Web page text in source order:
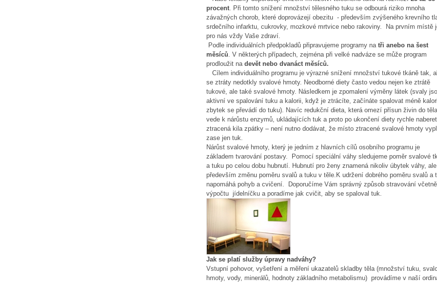
procent. Při tomto snížení množství tělesného tuku se odbourá riziko mnoha
závažných chorob, které doprovázejí obezitu - především zvýšeného krevního
srdečního infarktu, cukrovky, mozkové mrtvice nebo rakoviny. Na prvním místě
pro nás vždy Vaše zdraví.
Podle individuálních předpokladů připravujeme programy na tři anebo na šest
měsíců. V některých případech, zejména při velké nadváze se může program
prodloužit nadevět nebo dvanáct měsíců.
Cílem individuálního programu je výrazné snížení množství tukové tkáně tak,
se ztráty nedotkly svalové hmoty. Neodborné diety často vedou nejen ke ztrátě
tukové, ale také svalové hmoty. Následkem je zpomalení výměny látek (svaly
aktivní ve spalování tuku a kalorii, když je ztrácíte, začínáte spalovat méně
zbytek se převádí do tuku). Navíc redukční dieta, která omezí přísun živin do
vede k nárůstu enzymů, ukládajících tuk a proto po ukončení diety rychle
ztracená kila zpátky – není nutno dodávat, že místo ztracené svalové hmoty
zase jen tuk.
Nárůst svalové hmoty, který je jedním z hlavních cílů osobního programu je
základem tvarování postavy. Pomocí speciální váhy sledujeme poměr svalové
a tuku po celou dobu hubnutí. Hubnutí pro ženy znamená nikoliv úbytek váhy, ale
především změnu poměru svalů a tuku v těle.K udržení dobrého poměru svalů a
napomáhá pohyb a cvičení. Doporučíme Vám správný způsob stravování včetně
výpočtu jídelníčku a poradíme jak cvičit, aby se spaloval tuk.
Jak se platí služby úpravy nadváhy?
Vstupní pohovor, vyšetření a měření ukazatelů skladby těla (množství tuku,
hmoty, vody, minerálů, hodnoty základního metabolismu) provádíme v naší